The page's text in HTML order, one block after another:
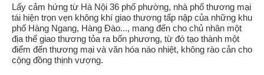
Lấy cảm hứng từ Hà Nội 36 phố phường, nhà phố thương mại
tái hiện trọn vẹn không khí giao thương tấp nập của những khu
phố Hàng Ngang, Hàng Đào..., mang đến cho chủ nhân một
địa thế giao thương tỏa ra bốn phương, từ đó tạo thành một
điểm đến thương mại và văn hóa náo nhiệt, không rào cản cho
cộng đồng thịnh vượng.